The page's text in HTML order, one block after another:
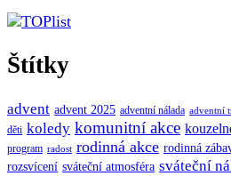
Štítky
advent advent 2025 adventní nálada adventní
děti koledy komunitní akce
program radost rodinná akce rodinná
rozsvícení sváteční atmosféra sváteční